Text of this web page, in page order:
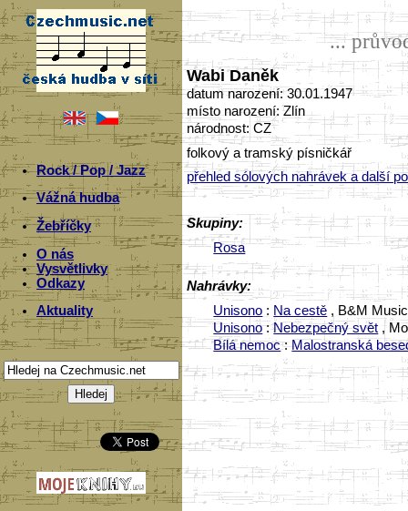
Rock / Pop / Jazz
Vážná hudba
Žebříčky
O nás
Vysvětlivky
Odkazy
Aktuality
...
Wabi Daněk
datum narození: 30.01.1947
místo narození: Zlín
národnost: CZ
folkový a tramský písničkář
přehled sólových nahrávek a další
Skupiny:
Rosa
Nahrávky:
Unisono : Na cestě , B&M
Unisono:Nebezpečný svět ,
Bílá nemoc:Malostranská